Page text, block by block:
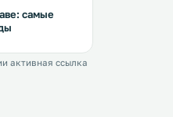
самые
активная ссылка